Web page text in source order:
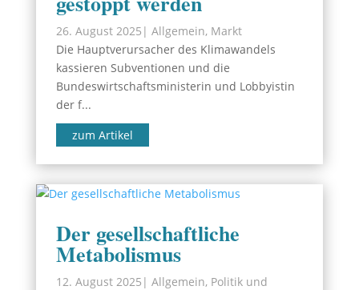
26. August 2025 | Allgemein, Markt
Die Hauptverursacher des Klimawandels
kassieren Subventionen und die
Bundeswirtschaftsministerin und Lobbyistin
der f...
zum Artikel
Der gesellschaftliche
Metabolismus
12. August 2025 | Allgemein, Politik und